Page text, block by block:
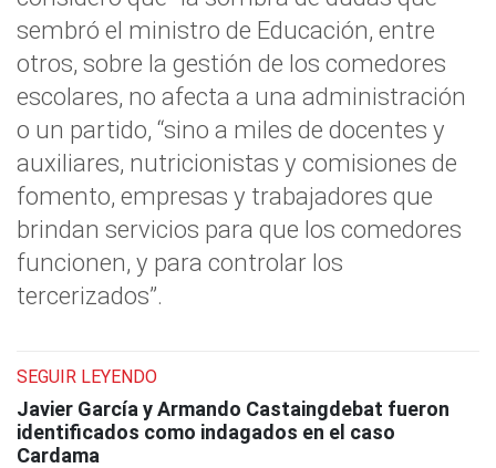
sembró el ministro de Educación, entre
otros, sobre la gestión de los comedores
escolares, no afecta a una administración
o un partido, “sino a miles de docentes y
auxiliares, nutricionistas y comisiones de
fomento, empresas y trabajadores que
brindan servicios para que los comedores
funcionen, y para controlar los
tercerizados”.
SEGUIR LEYENDO
Javier García y Armando Castaingdebat fueron
identificados como indagados en el caso
Cardama